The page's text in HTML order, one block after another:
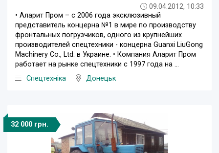
09.04.2012, 10:33
• Аларит Пром – с 2006 года эксклюзивный
представитель концерна №1 в мире по производству
фронтальных погрузчиков, одного из крупнейших
производителей спецтехники - концерна Guanxi LiuGong
Machinery Co., Ltd. в Украине. • Компания Аларит Пром
работает на рынке спецтехники с 1997 года на ...
Спецтехніка
Донецьк
32 000 грн.